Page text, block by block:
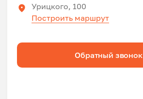
Урицкого, 100
Построить маршрут
Обратный звонок